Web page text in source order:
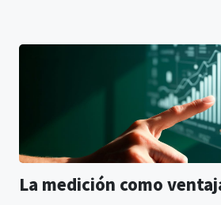
La medición como